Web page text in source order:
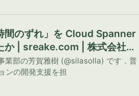
間のずれ」を Cloud Spanner
か | sreake.com | 株式会社ス
業部の芳賀雅樹 (@silasolla) です．普
ンの開発支援を担